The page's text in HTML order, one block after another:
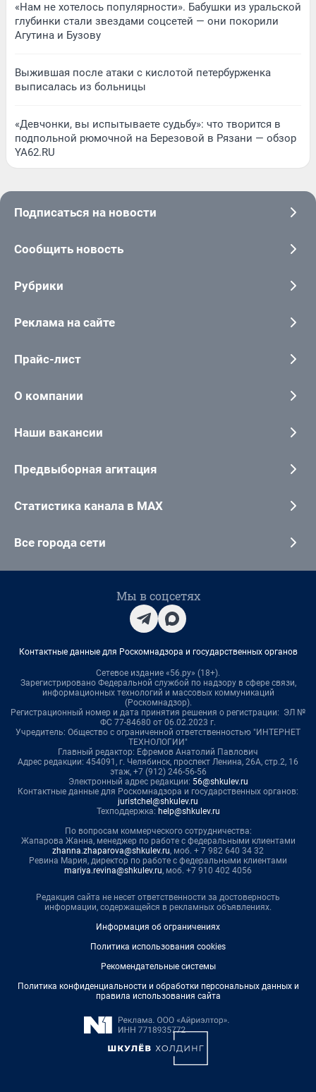
«Нам не хотелось популярности». Бабушки из уральской
глубинки стали звездами соцсетей — они покорили
Агутина и Бузову
Выжившая после атаки с кислотой петербурженка
выписалась из больницы
«Девчонки, вы испытываете судьбу»: что творится в
подпольной рюмочной на Березовой в Рязани — обзор
YA62.RU
Подписаться на новости
Сообщить новость
Рубрики
Реклама на сайте
Прайс-лист
О компании
Наши вакансии
Предвыборная агитация
Статистика канала в MAX
Все города сети
Мы в соцсетях
Контактные данные для Роскомнадзора и государственных органов
Сетевое издание «56.ру» (18+).
Зарегистрировано Федеральной службой по надзору в сфере связи,
информационных технологий и массовых коммуникаций
(Роскомнадзор).
Регистрационный номер и дата принятия решения о регистрации: ЭЛ №
ФС 77-84680 от 06.02.2023 г.
Учредитель: Общество с ограниченной ответственностью "ИНТЕРНЕТ
ТЕХНОЛОГИИ"
Главный редактор: Ефремов Анатолий Павлович
Адрес редакции: 454091, г. Челябинск, проспект Ленина, 26А, стр.2, 16
этаж, +7 (912) 246-56-56
Электронный адрес редакции: 56@shkulev.ru
Контактные данные для Роскомнадзора и государственных органов:
juristchel@shkulev.ru
Техподдержка: help@shkulev.ru
По вопросам коммерческого сотрудничества:
Жапарова Жанна, менеджер по работе с федеральными клиентами
zhanna.zhaparova@shkulev.ru, моб. + 7 982 640 34 32
Ревина Мария, директор по работе с федеральными клиентами
mariya.revina@shkulev.ru, моб. +7 910 402 4056
Редакция сайта не несет ответственности за достоверность
информации, содержащейся в рекламных объявлениях.
Информация об ограничениях
Политика использования cookies
Рекомендательные системы
Политика конфиденциальности и обработки персональных данных и
правила использования сайта